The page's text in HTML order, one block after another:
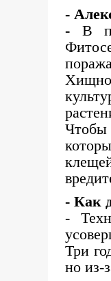
-
- В
Чтобы
- Как
-
Три
но из-